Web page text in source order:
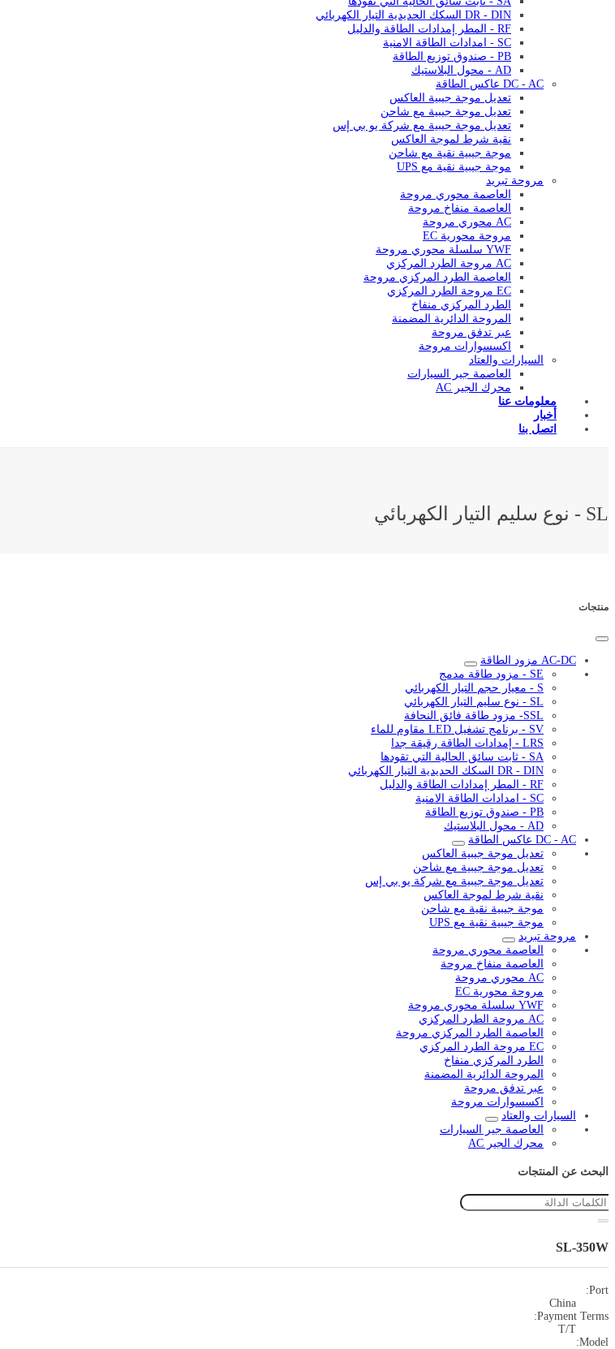
DR - DIN السكك الحديدية التيار الكهربائي
RF - المطر إمدادات الطاقة والدليل
SC - امدادات الطاقة الامنية
PB - صندوق توزيع الطاقة
AD - محول البلاستيك
DC - AC عاكس الطاقة
تعديل موجة جيبية العاكس
تعديل موجة جيبية مع شاحن
تعديل موجة جيبية مع شركة يو بي إس
نقية شرط لموجة العاكس
موجة جيبية نقية مع شاحن
موجة جيبية نقية مع UPS
مروحة تبريد
العاصمة محوري مروحة
العاصمة منفاخ مروحة
AC محوري مروحة
مروحة محورية EC
YWF سلسلة محوري مروحة
AC مروحة الطرد المركزي
العاصمة الطرد المركزي مروحة
EC مروحة الطرد المركزي
الطرد المركزي منفاخ
المروحة الدائرية المضمنة
عبر تدفق مروحة
اكسسوارات مروحة
السيارات والعتاد
العاصمة جير السيارات
محرك الجير AC
معلومات عنا
أخبار
اتصل بنا
SL - نوع سليم التيار الكهربائي
منتجات
AC-DC مزود الطاقة
SE - مزود طاقة مدمج
S - معيار حجم التيار الكهربائي
SL - نوع سليم التيار الكهربائي
SSL- مزود طاقة فائق النحافة
SV - برنامج تشغيل LED مقاوم للماء
LRS - إمدادات الطاقة رقيقة جدا
SA - ثابت سائق الحالية التي تقودها
DR - DIN السكك الحديدية التيار الكهربائي
RF - المطر إمدادات الطاقة والدليل
SC - امدادات الطاقة الامنية
PB - صندوق توزيع الطاقة
AD - محول البلاستيك
DC - AC عاكس الطاقة
تعديل موجة جيبية العاكس
تعديل موجة جيبية مع شاحن
تعديل موجة جيبية مع شركة يو بي إس
نقية شرط لموجة العاكس
موجة جيبية نقية مع شاحن
موجة جيبية نقية مع UPS
مروحة تبريد
العاصمة محوري مروحة
العاصمة منفاخ مروحة
AC محوري مروحة
مروحة محورية EC
YWF سلسلة محوري مروحة
AC مروحة الطرد المركزي
العاصمة الطرد المركزي مروحة
EC مروحة الطرد المركزي
الطرد المركزي منفاخ
المروحة الدائرية المضمنة
عبر تدفق مروحة
اكسسوارات مروحة
السيارات والعتاد
العاصمة جير السيارات
محرك الجير AC
البحث عن المنتجات
SL-350W
Port:
China
Payment Terms:
T/T
Model: